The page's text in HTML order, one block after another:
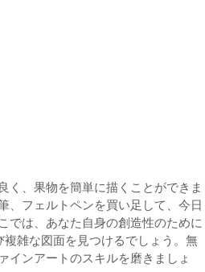
く、果物を簡単に描くことができま
、フェルトペンを買い足して、今日
では、あなた自身の創造性のために
雑な図面を見つけるでしょう。無
インアートのスキルを磨きましょ